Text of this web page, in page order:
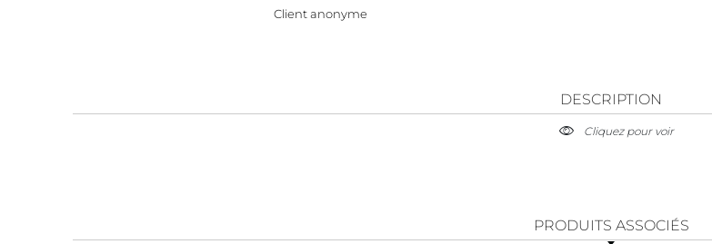
Client anonyme
DESCRIPTION
Cliquez pour voir
PRODUITS ASSOCIÉS